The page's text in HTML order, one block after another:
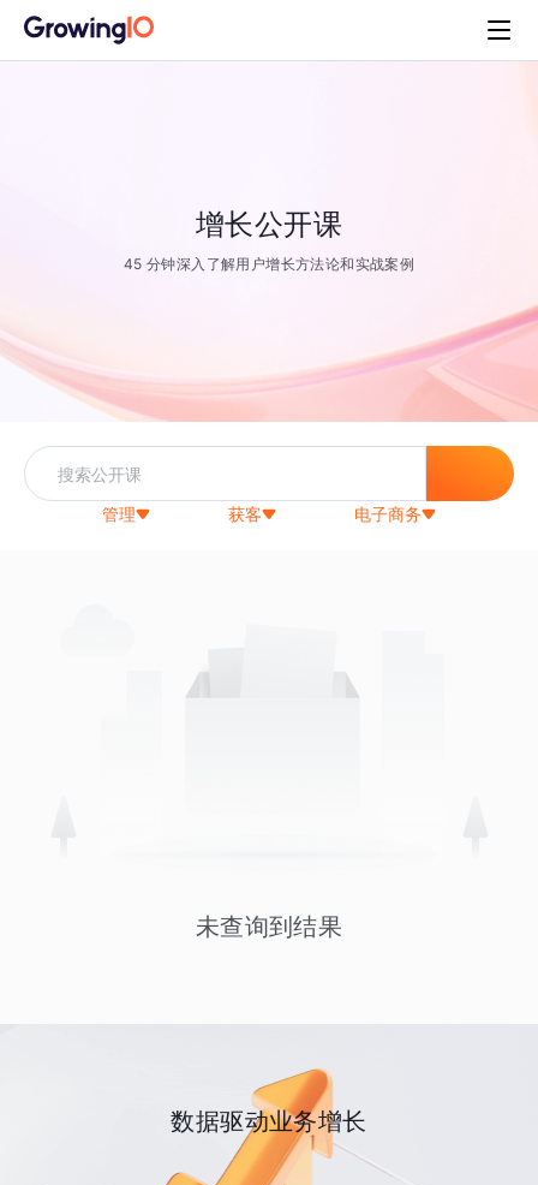
增长公开课
45 分钟深入了解用户增长方法论和实战案例
管理 获客 电子商务
未查询到结果
数据驱动业务增长